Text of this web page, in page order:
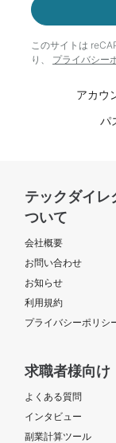
このサイトは
り、 プライバシー
アカウ
パ
テックダイレ
ついて
会社概要
お問い合わせ
お知らせ
利用規約
プライバシーポリシ
求職者様向け
よくある質問
インタビュー
副業計算ツール